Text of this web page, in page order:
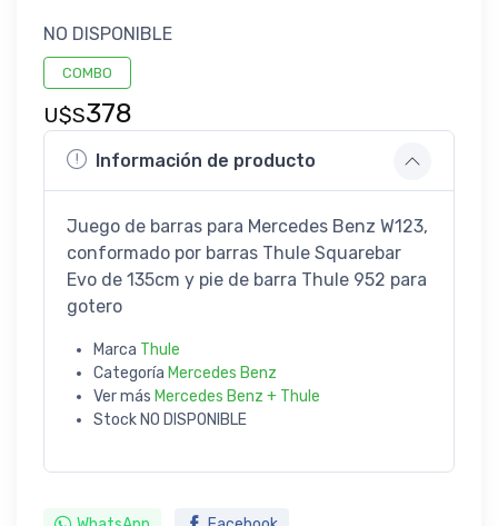
NO DISPONIBLE
COMBO
U$S378
Información de producto
Juego de barras para Mercedes Benz W123,
conformado por barras Thule Squarebar
Evo de 135cm y pie de barra Thule 952 para
gotero
Marca Thule
Categoría Mercedes Benz
Ver más Mercedes Benz + Thule
Stock NO DISPONIBLE